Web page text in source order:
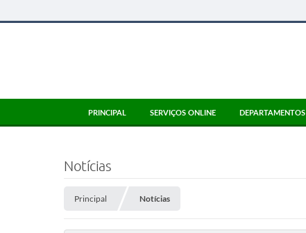
PRINCIPAL SERVIÇOS ONLINE DEPARTAMENTOS
Notícias
Principal Notícias